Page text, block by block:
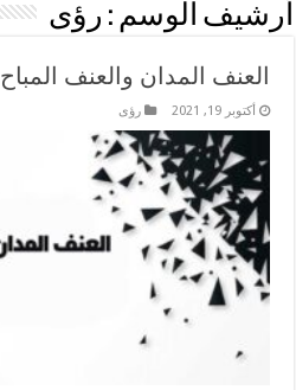
أرشيف الوسم : رؤى
العنف المدان والعنف المباح
أكتوبر 19, 2021 رؤى